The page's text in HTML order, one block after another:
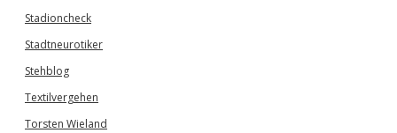
Stadioncheck
Stadtneurotiker
Stehblog
Textilvergehen
Torsten Wieland